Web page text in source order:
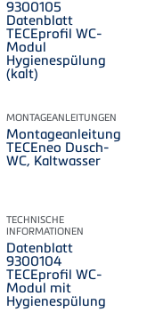
9300105
Datenblatt
TECEprofil WC-
Modul
Hygienespülung
(kalt)
MONTAGEANLEITUNGEN
Montageanleitung
TECEneo Dusch-
WC, Kaltwasser
TECHNISCHE
INFORMATIONEN
Datenblatt
9300104
TECEprofil WC-
Modul mit
Hygienespülung